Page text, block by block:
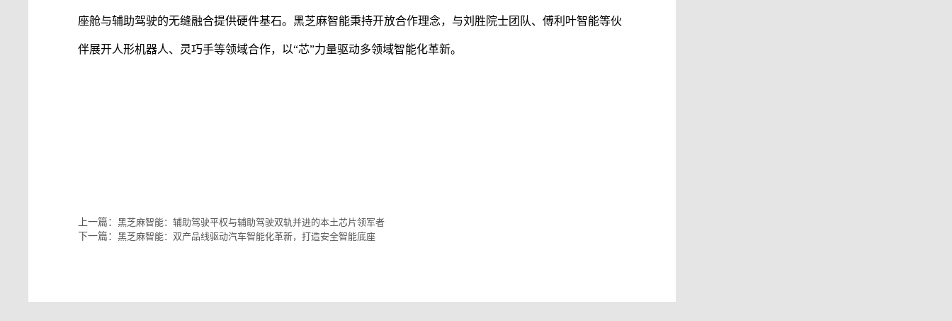
座舱与辅助驾驶的无缝融合提供硬件基石。黑芝麻智能秉持开放合作理念，与刘胜院士团队、傅利叶智能等伙
伴展开人形机器人、灵巧手等领域合作，以“芯”力量驱动多领域智能化革新。
上一篇：黑芝麻智能：辅助驾驶平权与辅助驾驶双轨并进的本土芯片领军者
下一篇：黑芝麻智能：双产品线驱动汽车智能化革新，打造安全智能底座